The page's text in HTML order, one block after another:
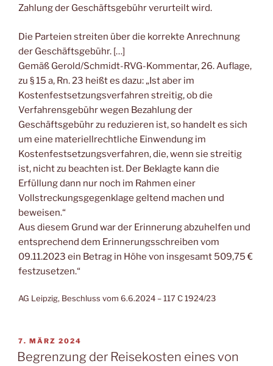
Zahlung der Geschäftsgebühr verurteilt wird.
Die Parteien streiten über die korrekte Anrechnung
der Geschäftsgebühr. […]
Gemäß Gerold/Schmidt-RVG-Kommentar, 26. Auflage,
zu § 15 a, Rn. 23 heißt es dazu: „Ist aber im
Kostenfestsetzungsverfahren streitig, ob die
Verfahrensgebühr wegen Bezahlung der
Geschäftsgebühr zu reduzieren ist, so handelt es sich
um eine materiellrechtliche Einwendung im
Kostenfestsetzungsverfahren, die, wenn sie streitig
ist, nicht zu beachten ist. Der Beklagte kann die
Erfüllung dann nur noch im Rahmen einer
Vollstreckungsgegenklage geltend machen und
beweisen.“
Aus diesem Grund war der Erinnerung abzuhelfen und
entsprechend dem Erinnerungsschreiben vom
09.11.2023 ein Betrag in Höhe von insgesamt 509,75 €
festzusetzen.“
AG Leipzig, Beschluss vom 6.6.2024 – 117 C 1924/23
VERÖFFENTLICHT
AM
7. MÄRZ 2024
Begrenzung der Reisekosten eines von